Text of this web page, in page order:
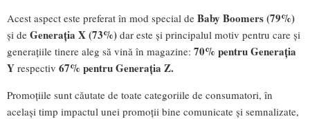
Acest aspect este preferat în mod special de Baby Boomers (79%)
și de Generația X (73%) dar este și principalul motiv pentru care și
generațiile tinere aleg să vină în magazine: 70% pentru Generația
Y respectiv 67% pentru Generația Z.
Promoțiile sunt căutate de toate categoriile de consumatori, în
același timp impactul unei promoții bine comunicate și semnalizate,